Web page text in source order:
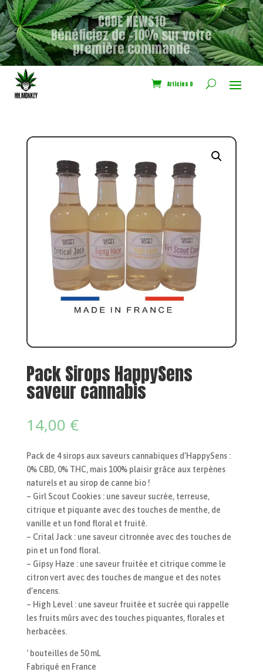
CODE NEWS10
Bénéficiez de -10% sur votre
première commande
Articles 0
Pack Sirops HappySens
saveur cannabis
14,00 €
Pack de 4 sirops aux saveurs cannabiques d’HappySens :
0% CBD, 0% THC, mais 100% plaisir grâce aux terpènes
naturels et au sirop de canne bio !
– Girl Scout Cookies : une saveur sucrée, terreuse,
citrique et piquante avec des touches de menthe, de
vanille et un fond floral et fruité.
– Crital Jack : une saveur citronnée avec des touches de
pin et un fond floral.
– Gipsy Haze : une saveur fruitée et citrique comme le
citron vert avec des touches de mangue et des notes
d’encens.
– High Level : une saveur fruitée et sucrée qui rappelle
les fruits mûrs avec des touches piquantes, florales et
herbacées.
‘ bouteilles de 50 mL
Fabriqué en France